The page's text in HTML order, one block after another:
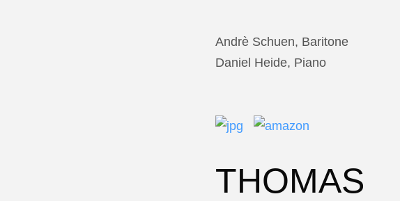
Andrè Schuen, Baritone
Daniel Heide, Piano
THOMAS